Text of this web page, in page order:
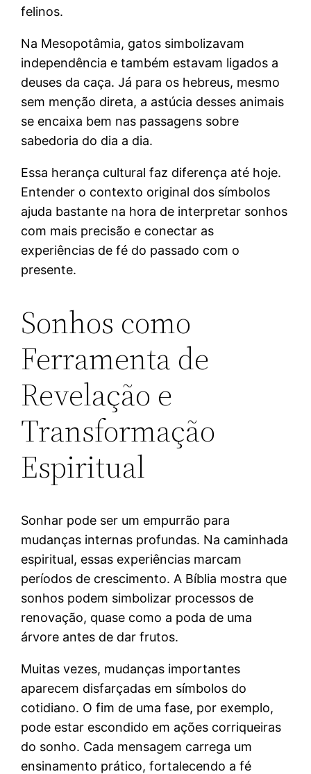
felinos.
Na Mesopotâmia, gatos simbolizavam
independência e também estavam ligados a
deuses da caça. Já para os hebreus, mesmo
sem menção direta, a astúcia desses animais
se encaixa bem nas passagens sobre
sabedoria do dia a dia.
Essa herança cultural faz diferença até hoje.
Entender o contexto original dos símbolos
ajuda bastante na hora de interpretar sonhos
com mais precisão e conectar as
experiências de fé do passado com o
presente.
Sonhos como
Ferramenta de
Revelação e
Transformação
Espiritual
Sonhar pode ser um empurrão para
mudanças internas profundas. Na caminhada
espiritual, essas experiências marcam
períodos de crescimento. A Bíblia mostra que
sonhos podem simbolizar processos de
renovação, quase como a poda de uma
árvore antes de dar frutos.
Muitas vezes, mudanças importantes
aparecem disfarçadas em símbolos do
cotidiano. O fim de uma fase, por exemplo,
pode estar escondido em ações corriqueiras
do sonho. Cada mensagem carrega um
ensinamento prático, fortalecendo a fé